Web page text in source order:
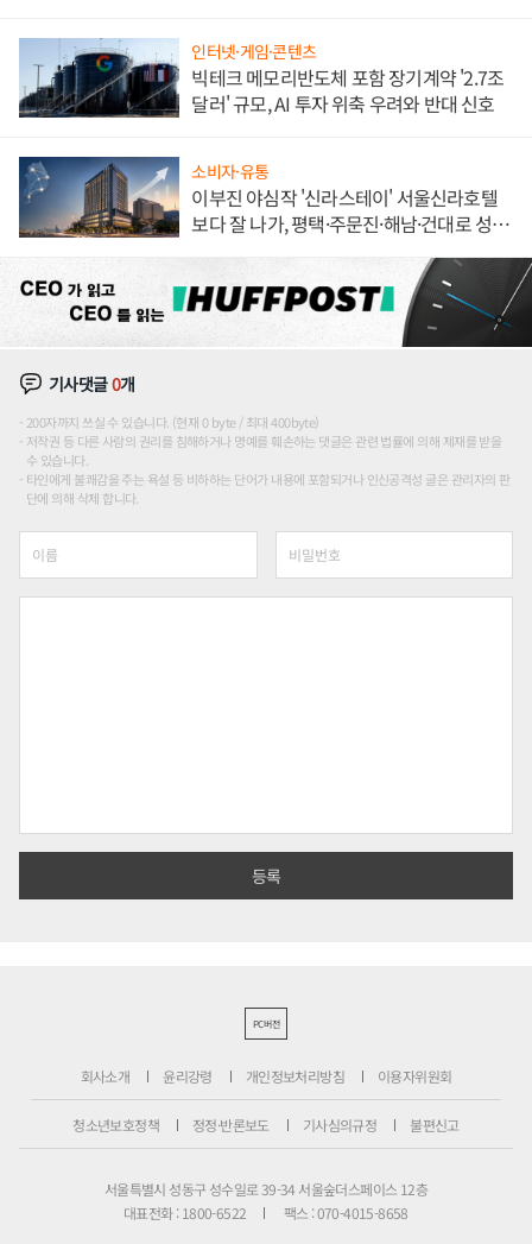
인터넷·게임·콘텐츠
빅테크 메모리반도체 포함 장기계약 '2.7조
달러' 규모, AI 투자 위축 우려와 반대 신호
소비자·유통
이부진 야심작 '신라스테이' 서울신라호텔
보다 잘 나가, 평택·주문진·해남·건대로 성
기사댓글0개
200자까지 쓰실 수 있습니다. (현재 0 byte / 최대 400byte)
저작권 등 다른 사람의 권리를 침해하거나 명예를 훼손하는 댓글은 관련 법률에 의해 제재를 받을
수 있습니다.
타인에게 불쾌감을 주는 욕설 등 비하하는 단어가 내용에 포함되거나 인신공격성 글은 관리자의 판
단에 의해 삭제 합니다.
PC버전
회사소개 윤리강령 개인정보처리방침 이용자위원회
청소년보호정책 정정·반론보도 기사심의규정 불편신고
서울특별시 성동구 성수일로 39-34 서울숲더스페이스 12층
대표전화 : 1800-6522
팩스 : 070-4015-8658